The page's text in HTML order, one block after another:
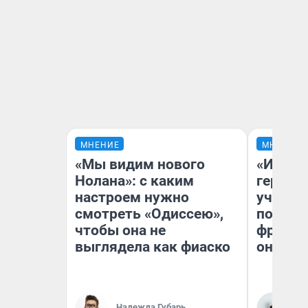
МНЕНИЕ
«Мы видим нового
Нолана»: с каким
настроем нужно
смотреть «Одиссею»,
чтобы она не
выглядела как фиаско
МНЕНИЕ
герои
учит
она